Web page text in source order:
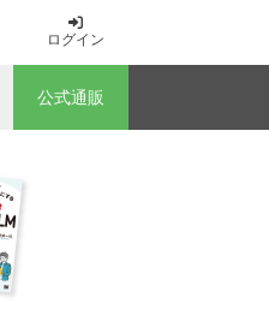
ログイン
公式通販